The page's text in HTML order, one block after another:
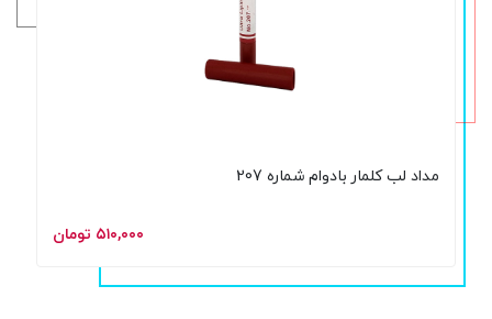
مداد لب کلمار بادوام شماره 207
۵۱۰,۰۰۰ تومان